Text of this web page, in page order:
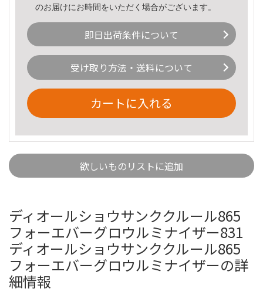
のお届けにお時間をいただく場合がございます。
即日出荷条件について
受け取り方法・送料について
カートに入れる
欲しいものリストに追加
ディオールショウサンククルール865
フォーエバーグロウルミナイザー831
ディオールショウサンククルール865
フォーエバーグロウルミナイザーの詳
細情報